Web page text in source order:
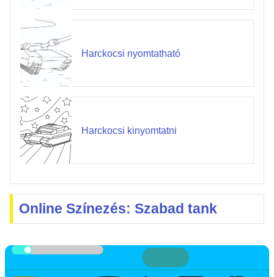
Harckocsi nyomtatható
Harckocsi kinyomtatni
Online Színezés: Szabad tank